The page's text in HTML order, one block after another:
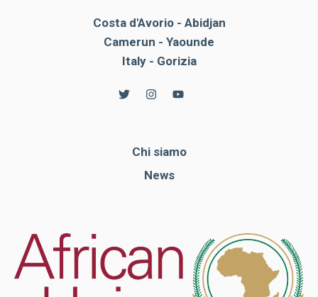
Costa d'Avorio - Abidjan
Camerun - Yaounde
Italy - Gorizia
Chi siamo
News